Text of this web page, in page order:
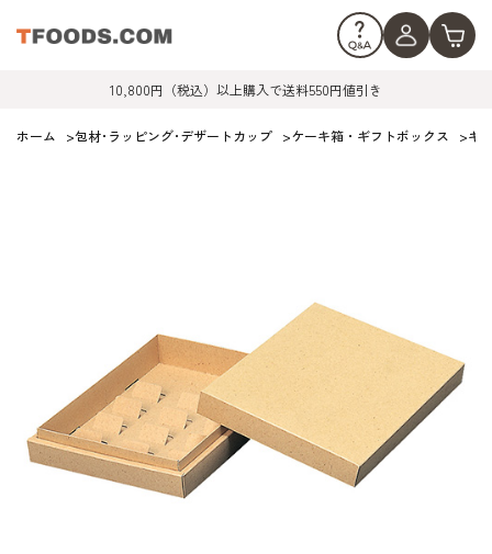
10,800円（税込）以上購入で送料550円値引き
ホーム >包材･ラッピング･デザートカップ >ケーキ箱・ギフトボックス >ギ